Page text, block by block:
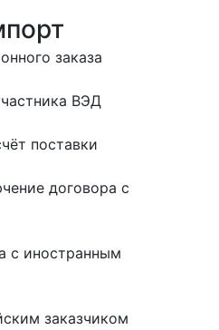
ВЭД
поставки
договора с
с иностранным
заказчиком